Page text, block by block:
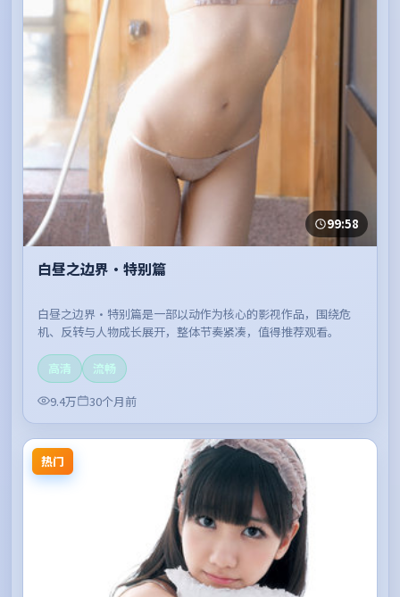
99:58
白昼之边界·特别篇
白昼之边界·特别篇是一部以动作为核心的影视作品，围绕危
机、反转与人物成长展开，整体节奏紧凑，值得推荐观看。
高清
流畅
9.4万
30个月前
热门